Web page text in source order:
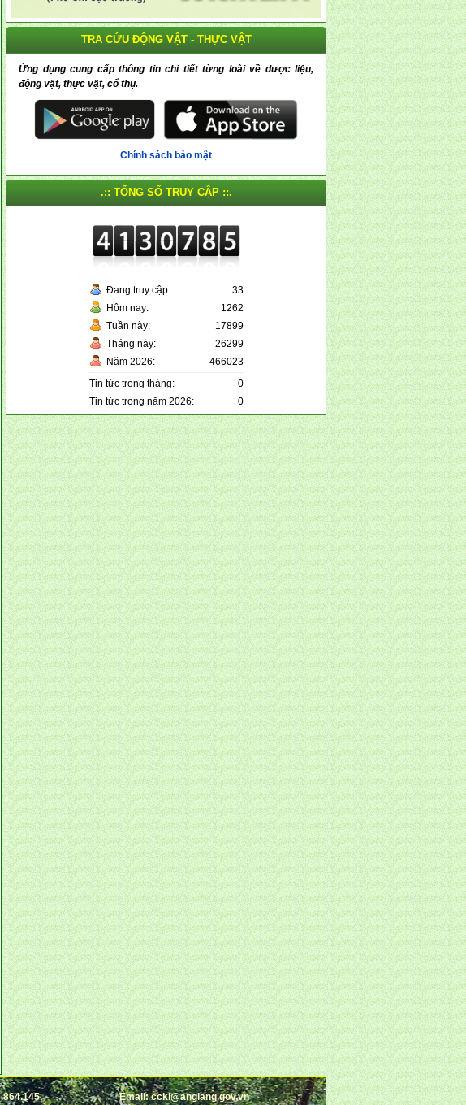
TRA CỨU ĐỘNG VẬT - THỰC VẬT
Ứng dụng cung cấp thông tin chi tiết từng loài về dược liệu,
động vật, thực vật, cổ thụ.
Chính sách bảo mật
.:: TỔNG SỐ TRUY CẬP ::.
Đang truy cập:
33
Hôm nay:
1262
Tuần này:
17899
Tháng này:
26299
Năm 2026:
466023
Tin tức trong tháng:
0
Tin tức trong năm 2026:
0
Email: cckl@angiang.gov.vn